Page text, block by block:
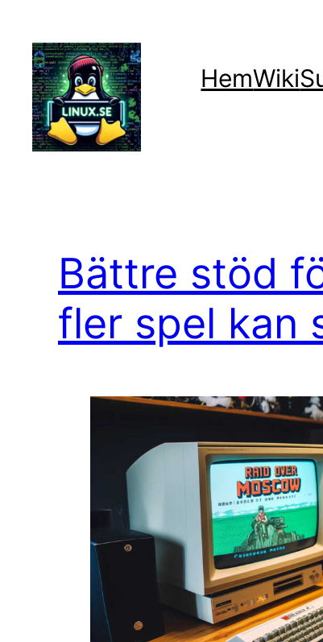
innehåll
HemWiki
Bättre stöd
fler spel kan